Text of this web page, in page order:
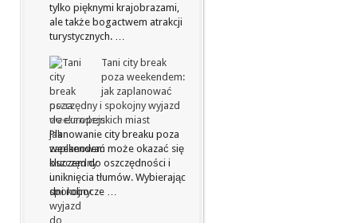
tylko pięknymi krajobrazami,
ale także bogactwem atrakcji
turystycznych. …
Tani city break
poza weekendem:
jak zaplanować
oszczędny i spokojny wyjazd
do europejskich miast
Planowanie city breaku poza
weekendem może okazać się
kluczem do oszczędności i
uniknięcia tłumów. Wybierając
dni robocze …